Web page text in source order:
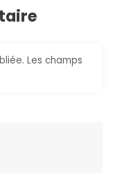
Les champs